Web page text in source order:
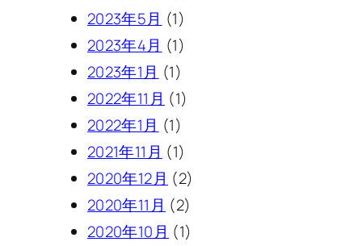
2023年5月 (1)
2023年4月 (1)
2023年1月 (1)
2022年11月 (1)
2022年1月 (1)
2021年11月 (1)
2020年12月 (2)
2020年11月 (2)
2020年10月 (1)